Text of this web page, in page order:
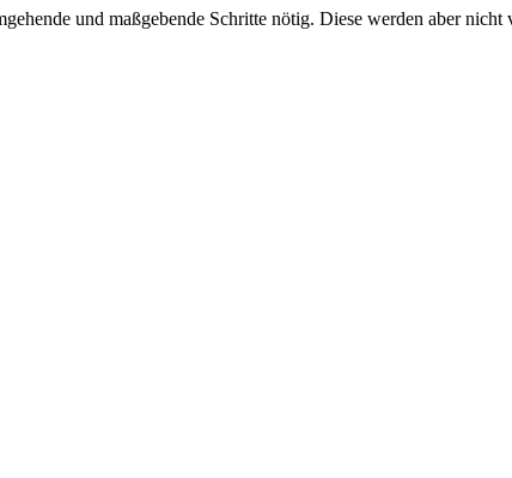
und maßgebende Schritte nötig. Diese werden aber